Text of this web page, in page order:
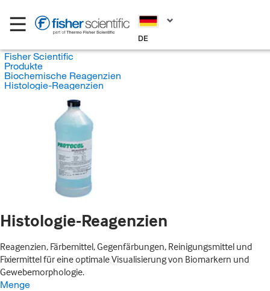
DE
Fisher Scientific
Produkte
Biochemische Reagenzien
Histologie-Reagenzien
Histologie-Reagenzien
Reagenzien, Färbemittel, Gegenfärbungen, Reinigungsmittel und
Fixiermittel für eine optimale Visualisierung von Biomarkern und
Gewebemorphologie.
Menge